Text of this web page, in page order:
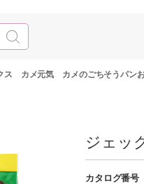
ス カメ元気 カメのごちそうパン
ジェッ
カタログ番号